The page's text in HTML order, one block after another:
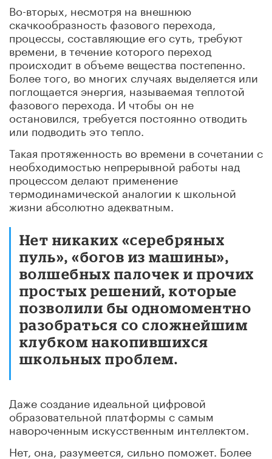
Во-вторых, несмотря на внешнюю
скачкообразность фазового перехода,
процессы, составляющие его суть, требуют
времени, в течение которого переход
происходит в объеме вещества постепенно.
Более того, во многих случаях выделяется или
поглощается энергия, называемая теплотой
фазового перехода. И чтобы он не
остановился, требуется постоянно отводить
или подводить это тепло.
Такая протяженность во времени в сочетании с
необходимостью непрерывной работы над
процессом делают применение
термодинамической аналогии к школьной
жизни абсолютно адекватным.
Нет никаких «серебряных
пуль», «богов из машины»,
волшебных палочек и прочих
простых решений, которые
позволили бы одномоментно
разобраться со сложнейшим
клубком накопившихся
школьных проблем.
Даже создание идеальной цифровой
образовательной платформы с самым
навороченным искусственным интеллектом.
Нет, она, разумеется, сильно поможет. Более